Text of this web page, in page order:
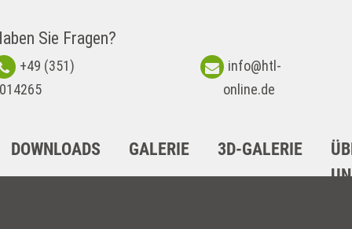
Sie Fragen?
+49 (351)
info@htl-
online.de
DOWNLOADS GALERIE 3D-GALERIE